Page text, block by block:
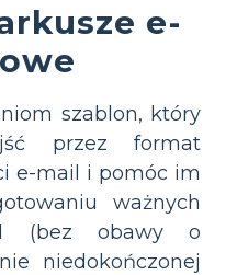
e-
szablon, który
przez format
e-mail i pomóc im
ważnych
(bez obawy o
niedokończonej